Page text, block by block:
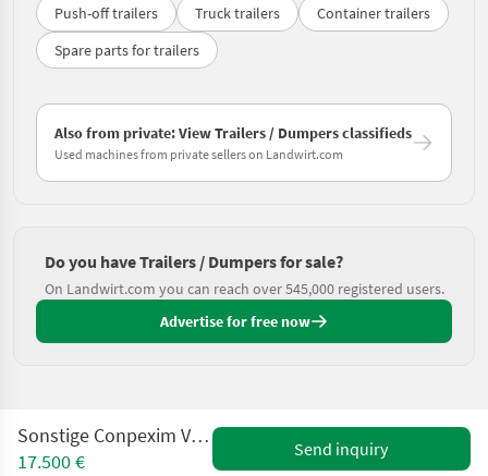
Push-off trailers Truck trailers
Container trailers
Spare parts for trailers
Also from private: View Trailers / Dumpers classifieds
Used machines from private sellers on Landwirt.com
Do you have Trailers / Dumpers for sale?
On Landwirt.com you can reach over 545,000 registered users.
Advertise for free now
Sonstige Conpexim Ventor Dreiseitenkipper
17.500 €
Send inquiry